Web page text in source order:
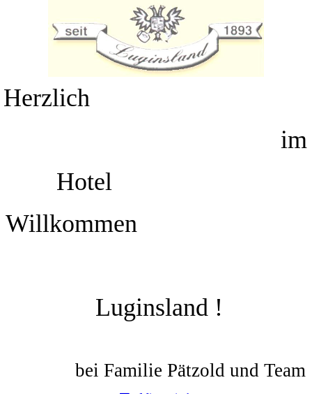
Herzlich
im
Hotel
Willkommen
Luginsland !
bei Familie Pätzold und Team